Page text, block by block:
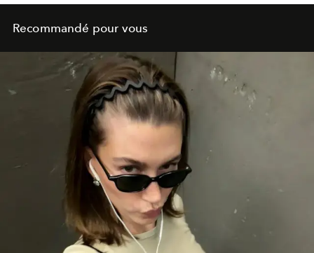
Recommandé pour vous